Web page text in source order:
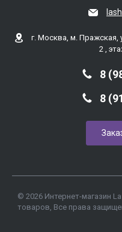
г. Москва, м. Пражская,
2 ,
8
8
© 2026 Интернет-магазин
товаров, Все права